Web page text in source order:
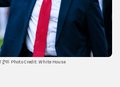
ट्रंप। Photo Credit: White House